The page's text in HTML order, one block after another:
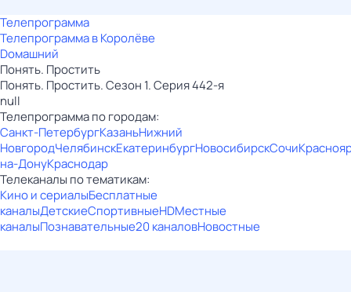
Телепрограмма
Телепрограмма в Королёве
Dомашний
Понять. Простить
Понять. Простить. Сезон 1. Серия 442-я
null
Телепрограмма по городам:
Санкт-ПетербургКазаньНижний
НовгородЧелябинскЕкатеринбургНовосибирскСочи
на-ДонуКраснодар
Телеканалы по тематикам:
Кино и сериалыБесплатные
каналыДетскиеСпортивныеHDМестные
каналыПознавательные20 каналовНовостные